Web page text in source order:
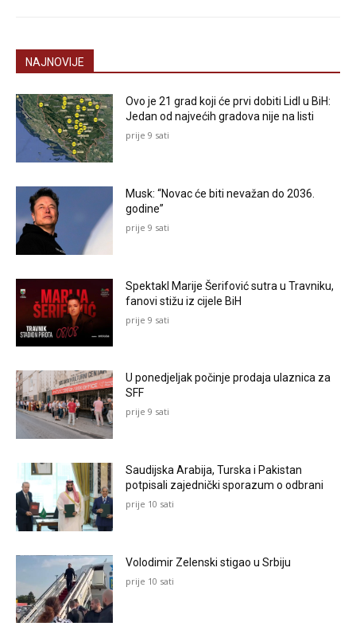
NAJNOVIJE
Ovo je 21 grad koji će prvi dobiti Lidl u BiH:
Jedan od najvećih gradova nije na listi
prije 9 sati
Musk: “Novac će biti nevažan do 2036.
godine”
prije 9 sati
Spektakl Marije Šerifović sutra u Travniku,
fanovi stižu iz cijele BiH
prije 9 sati
U ponedjeljak počinje prodaja ulaznica za
SFF
prije 9 sati
Saudijska Arabija, Turska i Pakistan
potpisali zajednički sporazum o odbrani
prije 10 sati
Volodimir Zelenski stigao u Srbiju
prije 10 sati